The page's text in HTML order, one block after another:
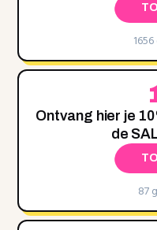
Ontvang hier je
de
87